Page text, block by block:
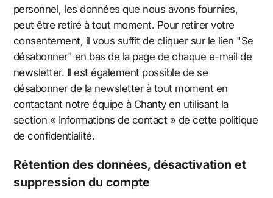
personnel, les données que nous avons fournies,
peut être retiré à tout moment. Pour retirer votre
consentement, il vous suffit de cliquer sur le lien "Se
désabonner" en bas de la page de chaque e-mail de
newsletter. Il est également possible de se
désabonner de la newsletter à tout moment en
contactant notre équipe à Chanty en utilisant la
section « Informations de contact » de cette politique
de confidentialité.
Rétention des données, désactivation et
suppression du compte